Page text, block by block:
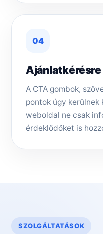
04
A CTA gombok,
pontok úgy kerülnek
weboldal ne csak
érdeklődőket is
SZOLGÁLTATÁSOK